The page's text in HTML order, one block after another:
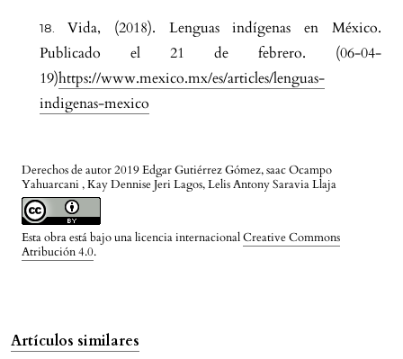
Derechos de autor 2019 Edgar Gutiérrez Gómez, saac Ocampo
Yahuarcani , Kay Dennise Jeri Lagos, Lelis Antony Saravia Llaja
Esta obra está bajo una licencia internacionalCreative Commons
Atribución 4.0.
Vida, (2018). Lenguas indígenas en México.
Publicado el 21 de febrero. (06-04-
19)https://www.mexico.mx/es/articles/lenguas-
indigenas-mexico
Artículos similares